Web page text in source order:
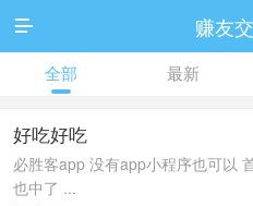
 赚友
全部 最新
好吃好吃
必胜客app 没有app小程序也可以
也中了 ...